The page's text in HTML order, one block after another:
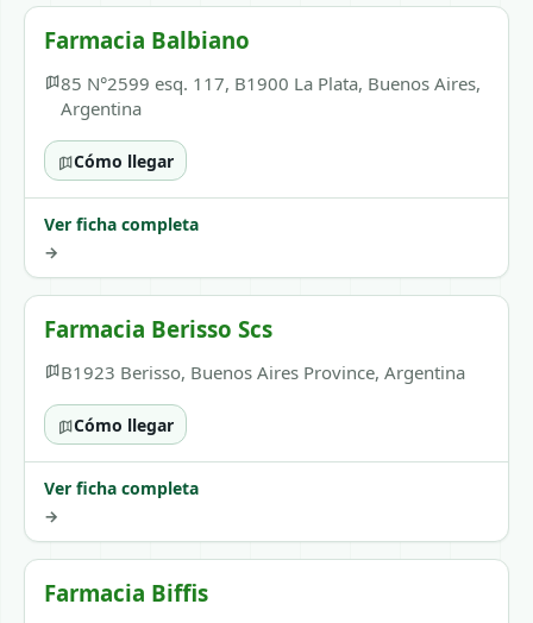
Farmacia Balbiano
85 N°2599 esq. 117, B1900 La Plata, Buenos Aires,
Argentina
Cómo llegar
Ver ficha completa
→
Farmacia Berisso Scs
B1923 Berisso, Buenos Aires Province, Argentina
Cómo llegar
Ver ficha completa
→
Farmacia Biffis